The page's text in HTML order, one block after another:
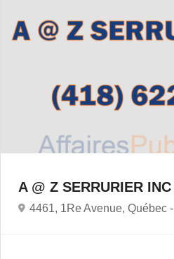
A @ Z SERRURIER INC
4461, 1Re Avenue, Québec -